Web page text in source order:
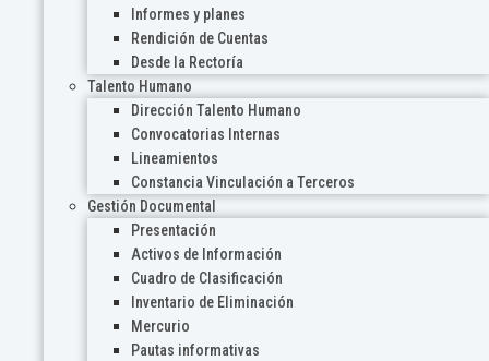
Informes y planes
Rendición de Cuentas
Desde la Rectoría
Talento Humano
Dirección Talento Humano
Convocatorias Internas
Lineamientos
Constancia Vinculación a Terceros
Gestión Documental
Presentación
Activos de Información
Cuadro de Clasificación
Inventario de Eliminación
Mercurio
Pautas informativas